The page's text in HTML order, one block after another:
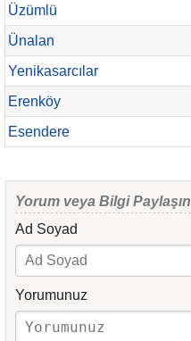
Üzümlü
Ünalan
Yenikasarcılar
Erenköy
Esendere
Yorum veya Bilgi Paylaşın
Ad Soyad
Yorumunuz